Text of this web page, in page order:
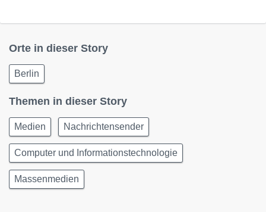
Orte in dieser Story
Berlin
Themen in dieser Story
Medien Nachrichtensender
Computer und Informationstechnologie
Massenmedien